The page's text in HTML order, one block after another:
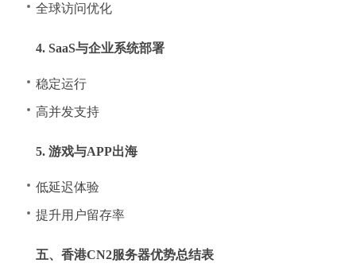
全球访问优化
4. SaaS与企业系统部署
稳定运行
高并发支持
5. 游戏与APP出海
低延迟体验
提升用户留存率
五、香港CN2服务器优势总结表